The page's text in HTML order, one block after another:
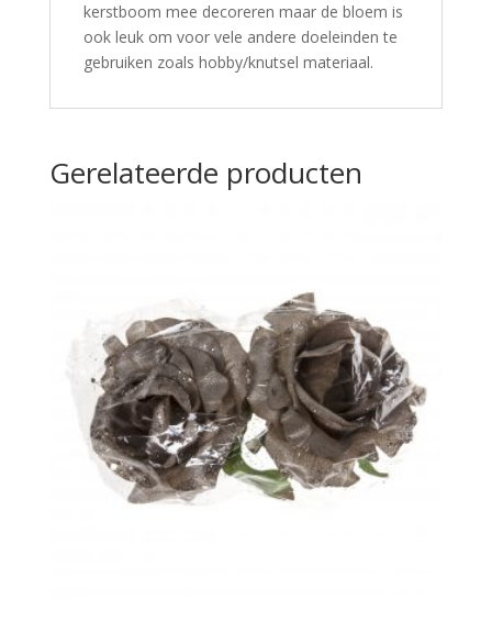
kerstboom mee decoreren maar de bloem is
ook leuk om voor vele andere doeleinden te
gebruiken zoals hobby/knutsel materiaal.
Gerelateerde producten